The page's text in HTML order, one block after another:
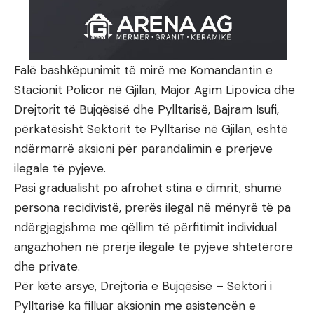
Falë bashkëpunimit të mirë me Komandantin e
Stacionit Policor në Gjilan, Major Agim Lipovica dhe
Drejtorit të Bujqësisë dhe Pylltarisë, Bajram Isufi,
përkatësisht Sektorit të Pylltarisë në Gjilan, është
ndërmarrë aksioni për parandalimin e prerjeve
ilegale të pyjeve.
Pasi gradualisht po afrohet stina e dimrit, shumë
persona recidivistë, prerës ilegal në mënyrë të pa
ndërgjegjshme me qëllim të përfitimit individual
angazhohen në prerje ilegale të pyjeve shtetërore
dhe private.
Për këtë arsye, Drejtoria e Bujqësisë – Sektori i
Pylltarisë ka filluar aksionin me asistencën e